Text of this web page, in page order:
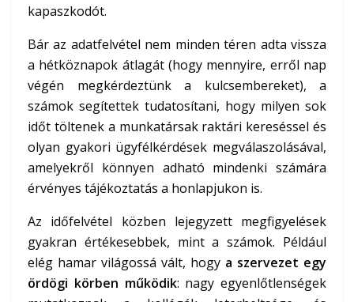
kapaszkodót.
Bár az adatfelvétel nem minden téren adta vissza
a hétköznapok átlagát (hogy mennyire, erről nap
végén megkérdeztünk a kulcsembereket), a
számok segítettek tudatosítani, hogy milyen sok
időt töltenek a munkatársak raktári kereséssel és
olyan gyakori ügyfélkérdések megválaszolásával,
amelyekről könnyen adható mindenki számára
érvényes tájékoztatás a honlapjukon is.
Az időfelvétel közben lejegyzett megfigyelések
gyakran értékesebbek, mint a számok. Például
elég hamar világossá vált, hogy a szervezet egy
ördögi körben működik: nagy egyenlőtlenségek